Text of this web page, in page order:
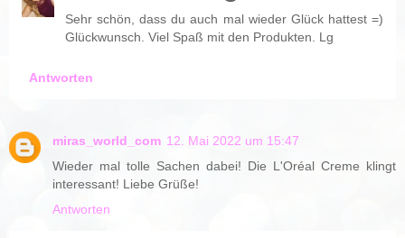
Sehr schön, dass du auch mal wieder Glück hattest =)
Glückwunsch. Viel Spaß mit den Produkten. Lg
Antworten
miras_world_com 12. Mai 2022 um 15:47
Wieder mal tolle Sachen dabei! Die L'Oréal Creme klingt
interessant! Liebe Grüße!
Antworten